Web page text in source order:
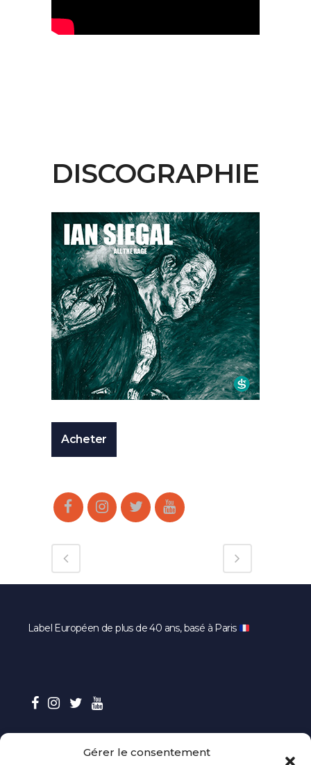
Gérer le consentement
DISCOGRAPHIE
Acheter
Label Européen de plus de 40 ans, basé à Paris
CONTACT